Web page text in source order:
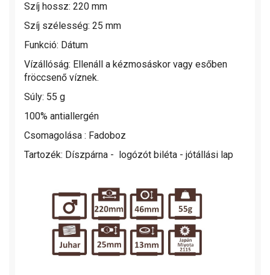
Szíj hossz: 220 mm
Szíj szélesség: 25 mm
Funkció: Dátum
Vízállóság: Ellenáll a kézmosáskor vagy esőben
fröccsenő víznek.
Súly: 55 g
100% antiallergén
Csomagolása : Fadoboz
Tartozék: Díszpárna - logózót biléta - jótállási lap